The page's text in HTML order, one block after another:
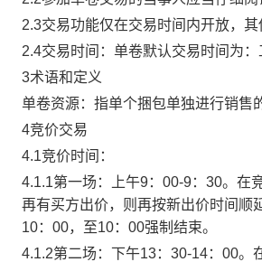
2.3交易功能仅在交易时间内开放，
2.4交易时间：单卷默认交易时间为
3术语和定义
单卷资源：指单个捆包单独进行销售
4竞价交易
4.1竞价时间：
4.1.1第一场：上午9：00-9：30。在
再有买方出价，则再按新出价时间顺
10：00，至10：00强制结束。
4.1.2第二场：下午13：30-14：00。